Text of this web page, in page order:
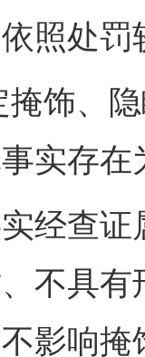
照处
、隐
实存在
查证
不具
影响